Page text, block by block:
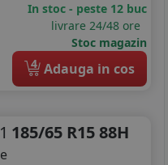
In stoc - peste 12 buc
livrare 24/48 ore
Stoc magazin
4 Adauga in cos
185/65 R15 88H